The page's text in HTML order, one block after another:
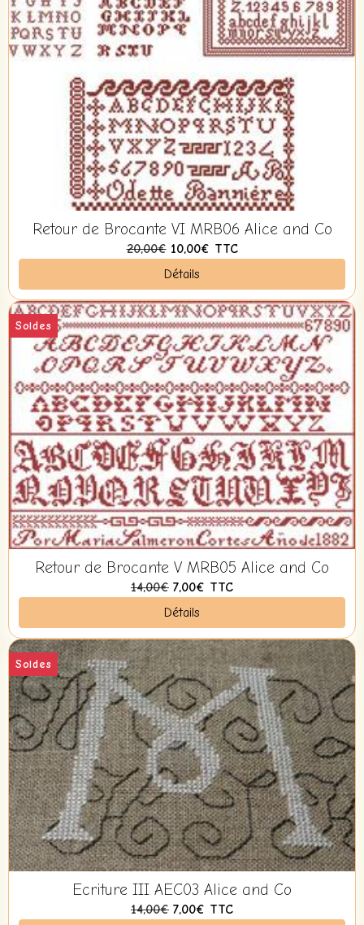
Retour de Brocante VI MRB06 Alice and Co
20,00€ 10,00€ TTC
Détails
Soldes
Retour de Brocante V MRB05 Alice and Co
14,00€ 7,00€ TTC
Détails
Soldes
Ecriture III AEC03 Alice and Co
14,00€ 7,00€ TTC